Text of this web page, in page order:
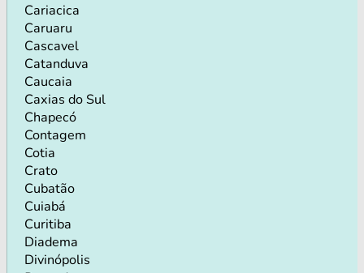
Cariacica
Caruaru
Cascavel
Catanduva
Caucaia
Caxias do Sul
Chapecó
Contagem
Cotia
Crato
Cubatão
Cuiabá
Curitiba
Diadema
Divinópolis